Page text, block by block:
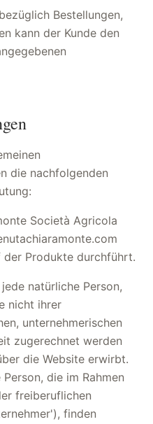
Bestellungen,
kann der Kunde den
die nachfolgenden
Società Agricola
der Produkte durchführt.
natürliche Person,
nicht ihrer
unternehmerischen
zugerechnet werden
die Website erwirbt.
die im Rahmen
freiberuflichen
finden